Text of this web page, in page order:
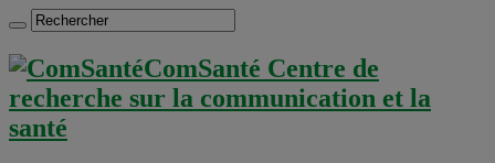
ComSanté Centre de
recherche sur la communication et la
santé